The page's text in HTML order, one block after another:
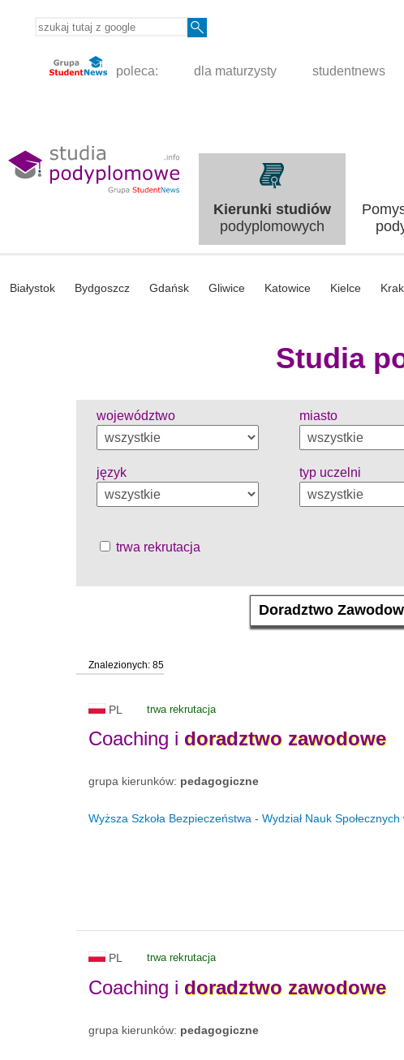
poleca: dla maturzysty studentnews
Kierunki studiów
podyplomowych
Białystok Bydgoszcz Gdańsk Gliwice Katowice Kielce
Studia
województwo miasto
język typ uczelni
trwa rekrutacja
Znalezionych: 85
PL trwa rekrutacja
Coaching i doradztwo zawodowe
grupa kierunków: pedagogiczne
Wyższa Szkoła Bezpieczeństwa - Wydział Nauk Społecznych
PL trwa rekrutacja
Coaching i doradztwo zawodowe
grupa kierunków: pedagogiczne